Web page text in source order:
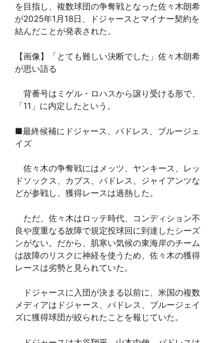
を目指し、複数球団の争奪戦となった佐々木朗希
が2025年1月18日、ドジャースとマイナー契約を
結んだことが発表された。
【画像】「とても難しい決断でした」佐々木朗希
が思い語る
背番号はミゲル・ロハスから譲り受ける形で、
「11」に内定したという。
■最終候補にドジャース、パドレス、ブルージェ
イズ
佐々木の争奪戦にはメッツ、ヤンキース、レッ
ドソックス、カブス、パドレス、ジャイアンツな
どが参戦し、獲得レースは過熱した。
ただ、佐々木はロッテ時代、コンディション不
良や度重なる故障で規定投球回に到達したシーズ
ンがない。だから、肌寒い気候の東海岸のチーム
は故障のリスクに神経を使うため、佐々木の獲得
レースは劣勢と見られていた。
ドジャースに入団が決まる以前に、米国の複数
メディアはドジャース、パドレス、ブルージェイ
ズに獲得球団が絞られたことを報じていた。